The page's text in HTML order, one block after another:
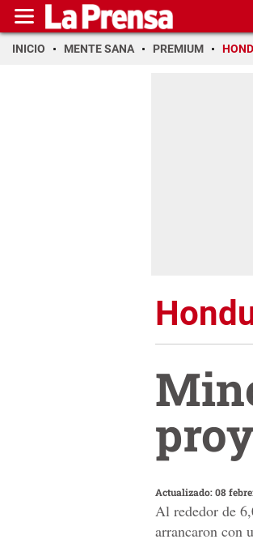
INICIO MENTE SANA PREMIUM
Actualizado: 08
Al rededor de
arrancaron con